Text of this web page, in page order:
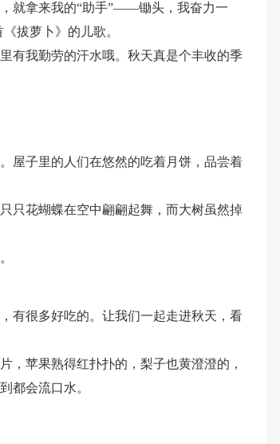
就拿来我的“助手”——锄头，我奋力一
拔萝卜》的儿歌。
有我勤劳的汗水哦。秋天真是个丰收的季
屋子里的人们在悠然的吃着月饼，品尝着
只花蝴蝶在空中翩翩起舞，而大树虽然掉
有很多好吃的。让我们一起走进秋天，看
，苹果熟得红扑扑的，梨子也黄澄澄的，
都会流口水。